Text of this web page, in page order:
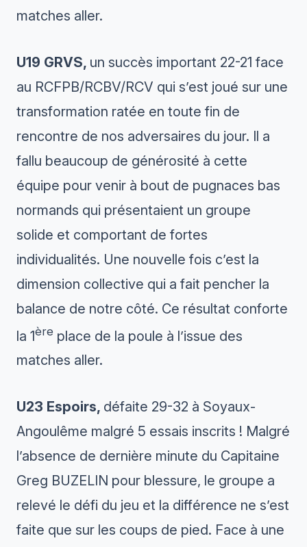
matches aller.
U19 GRVS, un succès important 22-21 face
au RCFPB/RCBV/RCV qui s’est joué sur une
transformation ratée en toute fin de
rencontre de nos adversaires du jour. Il a
fallu beaucoup de générosité à cette
équipe pour venir à bout de pugnaces bas
normands qui présentaient un groupe
solide et comportant de fortes
individualités. Une nouvelle fois c’est la
dimension collective qui a fait pencher la
balance de notre côté. Ce résultat conforte
la 1ère place de la poule à l’issue des
matches aller.
U23 Espoirs, défaite 29-32 à Soyaux-
Angoulême malgré 5 essais inscrits ! Malgré
l’absence de dernière minute du Capitaine
Greg BUZELIN pour blessure, le groupe a
relevé le défi du jeu et la différence ne s’est
faite que sur les coups de pied. Face à une